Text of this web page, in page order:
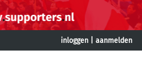
inloggen aanmelden